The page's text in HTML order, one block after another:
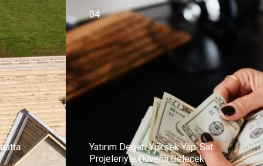
04.
Yatırım Değeri Yüksek Yap-Sat
Projeleriyle Güvenli Gelecek